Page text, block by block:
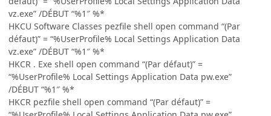
vz.exe” /DÉBUT “%1″ %*
HKCU Software Classes pezfile shell open command “(Par
défaut)” = “%UserProfile% Local Settings Application Data
vz.exe” /DÉBUT “%1″ %*
HKCR . Exe shell open command “(Par défaut)” =
“%UserProfile% Local Settings Application Data pw.exe”
/DÉBUT “%1″ %*
HKCR pezfile shell open command “(Par défaut)” =